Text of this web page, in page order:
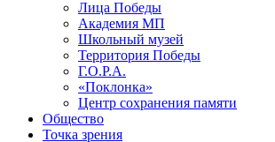
Лица Победы
Академия МП
Школьный музей
Территория Победы
Г.О.Р.А.
«Поклонка»
Центр сохранения памяти
Общество
Точка зрения